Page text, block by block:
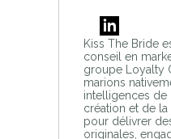
Kiss The Bride
conseil en
groupe Loyalty
marions
intelligences de
création et de
pour délivrer
originales,